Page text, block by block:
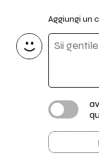
Aggiungi un